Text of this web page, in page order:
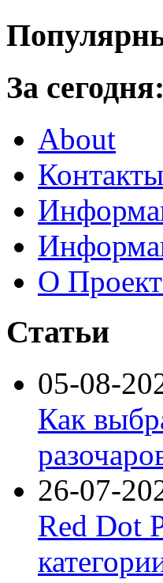
За сегодня:
About
Контакты
О
Статьи
05-08-
Как
26-07-
Red Dot